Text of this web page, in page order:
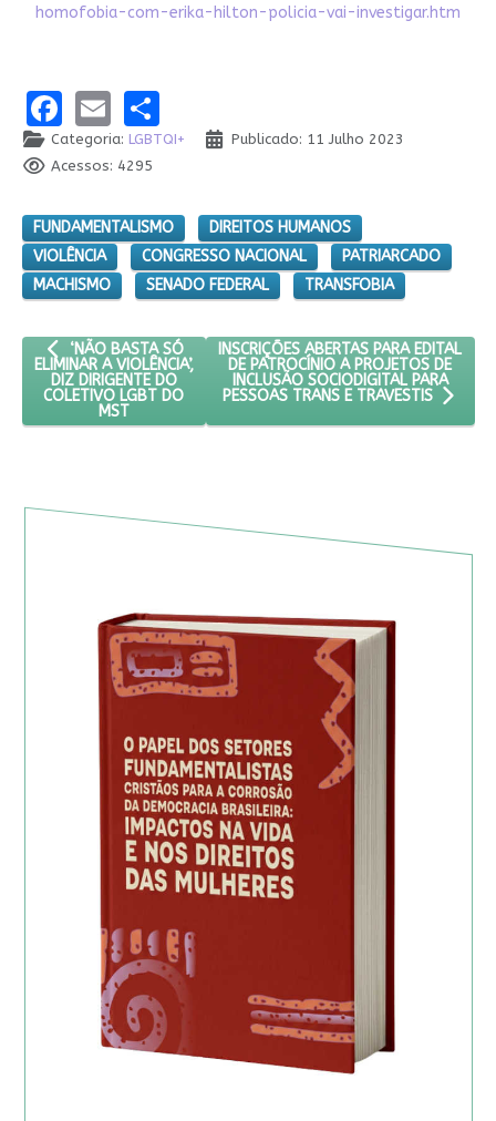
homofobia-com-erika-hilton-policia-vai-investigar.htm
Facebook
EmailShare
Categoria: LGBTQI+
Publicado: 11 Julho 2023
Acessos: 4295
FUNDAMENTALISMO
DIREITOS HUMANOS
VIOLÊNCIA
CONGRESSO NACIONAL
PATRIARCADO
MACHISMO
SENADO FEDERAL TRANSFOBIA
ARTIGO ANTERIOR: ‘NÃO BASTA SÓ ELIMINAR A VIOLÊNCIA’,
‘NÃO BASTA SÓ
ELIMINAR A VIOLÊNCIA’,
DIZ DIRIGENTE DO
COLETIVO LGBT DO
MST
PRÓXIMO ARTIGO: INSCRIÇÕES
INSCRIÇÕES ABERTAS PARA EDITAL
DE PATROCÍNIO A PROJETOS DE
INCLUSÃO SOCIODIGITAL PARA
PESSOAS TRANS E TRAVESTIS